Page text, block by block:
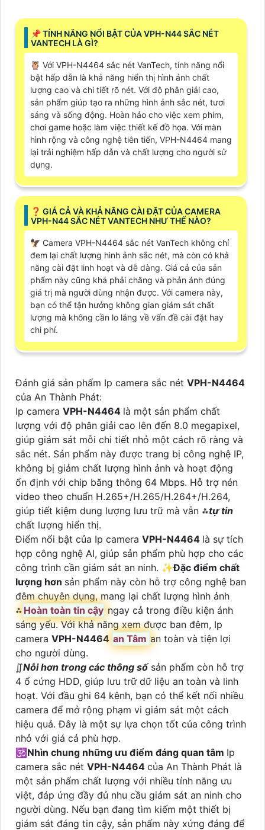
📌 TÍNH NĂNG NỔI BẬT CỦA VPH-N44 SẮC NÉT
VANTECH LÀ GÌ?
🦉 Với VPH-N4464 sắc nét VanTech, tính năng nổi
bật hấp dẫn là khả năng hiển thị hình ảnh chất
lượng cao và chi tiết rõ nét. Với độ phân giải cao,
sản phẩm giúp tạo ra những hình ảnh sắc nét, tươi
sáng và sống động. Hoàn hảo cho việc xem phim,
chơi game hoặc làm việc thiết kế đồ họa. Với màn
hình rộng và công nghệ tiên tiến, VPH-N4464 mang
lại trải nghiệm hấp dẫn và chất lượng cho người sử
dụng.
️❓ GIÁ CẢ VÀ KHẢ NĂNG CÀI ĐẶT CỦA CAMERA
VPH-N44 SẮC NÉT VANTECH NHƯ THẾ NÀO?
🦅 Camera VPH-N4464 sắc nét VanTech không chỉ
đem lại chất lượng hình ảnh sắc nét, mà còn có khả
năng cài đặt linh hoạt và dễ dàng. Giá cả của sản
phẩm này cũng khá phải chăng và phản ánh đúng
giá trị mà người dùng nhận được. Với camera này,
bạn có thể tận hưởng không gian giám sát chất
lượng mà không cần lo lắng về vấn đề cài đặt hay
chi phí.
Đánh giá sản phẩm Ip camera sắc nét VPH-N4464
của An Thành Phát:
Ip camera VPH-N4464 là một sản phẩm chất
lượng với độ phân giải cao lên đến 8.0 megapixel,
giúp giám sát mỗi chi tiết nhỏ một cách rõ ràng và
sắc nét. Sản phẩm này được trang bị công nghệ IP,
không bị giảm chất lượng hình ảnh và hoạt động
ổn định với chip băng thông 64 Mbps. Hỗ trợ nén
video theo chuẩn H.265+/H.265/H.264+/H.264,
giúp tiết kiệm dung lượng lưu trữ mà vẫn ⁂tự tin
chất lượng hiển thị.
Điểm nổi bật của Ip camera VPH-N4464 là sự tích
hợp công nghệ AI, giúp sản phẩm phù hợp cho các
công trình cần giám sát an ninh. ✨Đặc điểm chất
lượng hơn sản phẩm này còn hỗ trợ công nghệ ban
đêm chuyên dụng, mang lại chất lượng hình ảnh
⁂ Hoàn toàn tin cậy ngay cả trong điều kiện ánh
sáng yếu. Với khả năng xem được ban đêm, Ip
camera VPH-N4464 an Tâm an toàn và tiện lợi
cho người dùng.
∬Nỗi hơn trong các thông sốsản phẩm còn hỗ trợ
4 ổ cứng HDD, giúp lưu trữ dữ liệu an toàn và linh
hoạt. Với đầu ghi 64 kênh, bạn có thể kết nối nhiều
camera để mở rộng phạm vi giám sát một cách
hiệu quả. Đây là một sự lựa chọn tốt của công trình
nhỏ với giá cả phù hợp.
🕉️Nhìn chung những ưu điểm đáng quan tâm Ip
camera sắc nét VPH-N4464 của An Thành Phát là
một sản phẩm chất lượng với nhiều tính năng ưu
việt, đáp ứng đầy đủ nhu cầu giám sát an ninh cho
người dùng. Nếu bạn đang tìm kiếm một thiết bị
giám sát đáng tin cậy, sản phẩm này xứng đáng để